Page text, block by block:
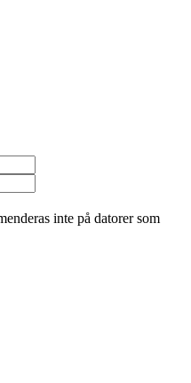
inte på datorer som